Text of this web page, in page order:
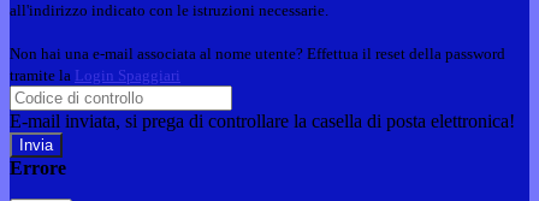
all'indirizzo indicato con le istruzioni necessarie.
Non hai una e-mail associata al nome utente? Effettua il reset della password
tramite la Login Spaggiari
E-mail inviata, si prega di controllare la casella di posta elettronica!
Errore